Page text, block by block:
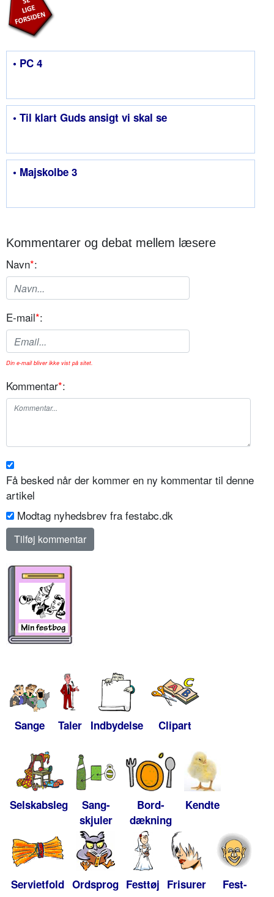
• PC 4
• Til klart Guds ansigt vi skal se
• Majskolbe 3
Kommentarer og debat mellem læsere
Navn*:
E-mail*:
Din e-mail bliver ikke vist på sitet.
Kommentar*:
Få besked når der kommer en ny kommentar til denne
artikel
Modtag nyhedsbrev fra festabc.dk
Sange Taler Indbydelse Clipart
Selskabsleg
Sang-
skjuler
Bord-
dækning
Kendte
Servietfold Ordsprog Festtøj Frisurer
Fest-